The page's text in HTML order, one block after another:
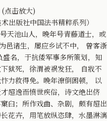
点击放大)
版社中国法书精粹系列）
天池山人，晚年号青藤道士，或
邑诸生，屡应乡试不中， 曾客浙
名，于抗倭军事多所策划，知
狱死，徐渭被祸发狂， 自戕不
力救得免。晚年潦倒困顿， 以
超逸而愤世疾俗，诗文绝出侪
臼；所作戏曲、杂剧，颇有超出
花卉，用笔放纵恣肆，水墨淋漓